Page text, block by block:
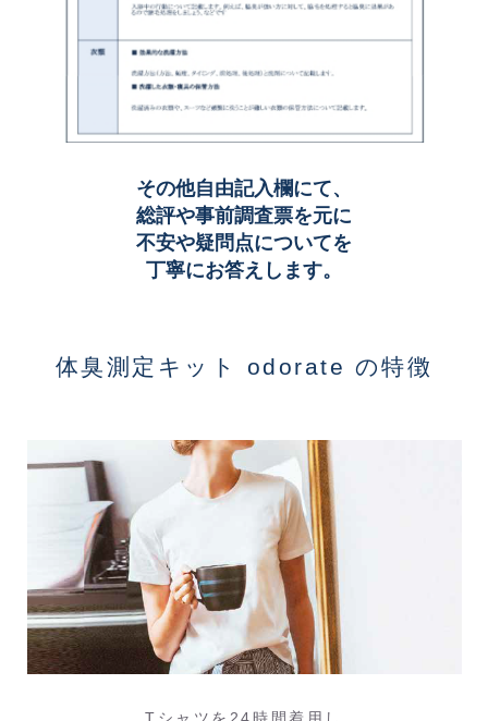
その他自由記入欄にて、
総評や事前調査票を元に
不安や疑問点についてを
丁寧にお答えします。
体臭測定キット odorate の特徴